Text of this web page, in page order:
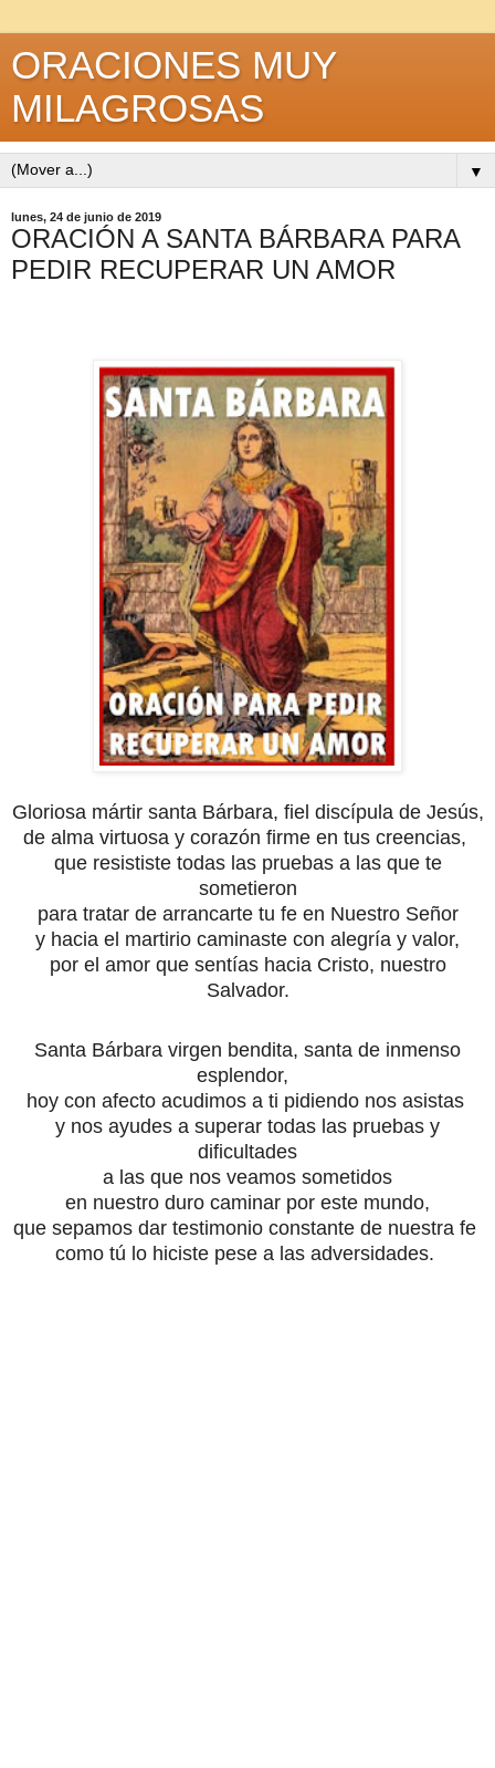
ORACIONES MUY
MILAGROSAS
▼
lunes, 24 de junio de 2019
ORACIÓN A SANTA BÁRBARA PARA
PEDIR RECUPERAR UN AMOR
Gloriosa mártir santa Bárbara, fiel discípula de Jesús,
de alma virtuosa y corazón firme en tus creencias,
que resististe todas las pruebas a las que te
sometieron
para tratar de arrancarte tu fe en Nuestro Señor
y hacia el martirio caminaste con alegría y valor,
por el amor que sentías hacia Cristo, nuestro
Salvador.
Santa Bárbara virgen bendita, santa de inmenso
esplendor,
hoy con afecto acudimos a ti pidiendo nos asistas
y nos ayudes a superar todas las pruebas y
dificultades
a las que nos veamos sometidos
en nuestro duro caminar por este mundo,
que sepamos dar testimonio constante de nuestra fe
como tú lo hiciste pese a las adversidades.